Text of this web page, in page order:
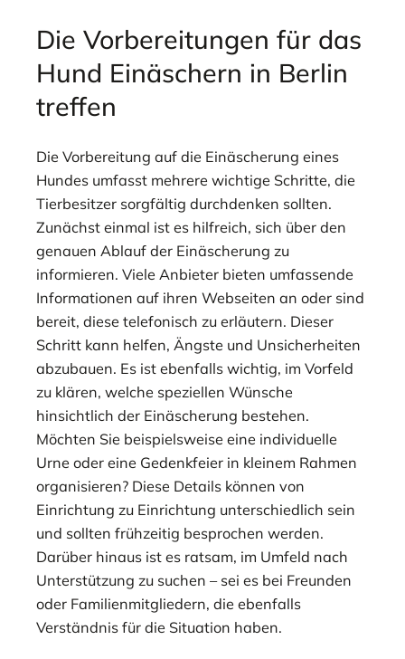
Die Vorbereitungen für das
Hund Einäschern in Berlin
treffen
Die Vorbereitung auf die Einäscherung eines
Hundes umfasst mehrere wichtige Schritte, die
Tierbesitzer sorgfältig durchdenken sollten.
Zunächst einmal ist es hilfreich, sich über den
genauen Ablauf der Einäscherung zu
informieren. Viele Anbieter bieten umfassende
Informationen auf ihren Webseiten an oder sind
bereit, diese telefonisch zu erläutern. Dieser
Schritt kann helfen, Ängste und Unsicherheiten
abzubauen. Es ist ebenfalls wichtig, im Vorfeld
zu klären, welche speziellen Wünsche
hinsichtlich der Einäscherung bestehen.
Möchten Sie beispielsweise eine individuelle
Urne oder eine Gedenkfeier in kleinem Rahmen
organisieren? Diese Details können von
Einrichtung zu Einrichtung unterschiedlich sein
und sollten frühzeitig besprochen werden.
Darüber hinaus ist es ratsam, im Umfeld nach
Unterstützung zu suchen – sei es bei Freunden
oder Familienmitgliedern, die ebenfalls
Verständnis für die Situation haben.